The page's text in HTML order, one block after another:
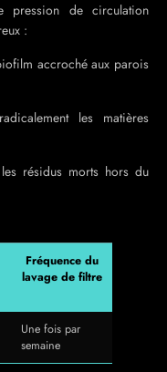
pression de circulation
:
accroché aux parois
les matières
résidus morts hors du
Fréquence du
lavage de filtre
Une fois par
semaine